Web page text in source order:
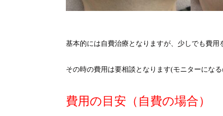
基本的には自費治療となりますが、少しでも費用
その時の費用は要相談となります(モニターになる
費用の目安（自費の場合）